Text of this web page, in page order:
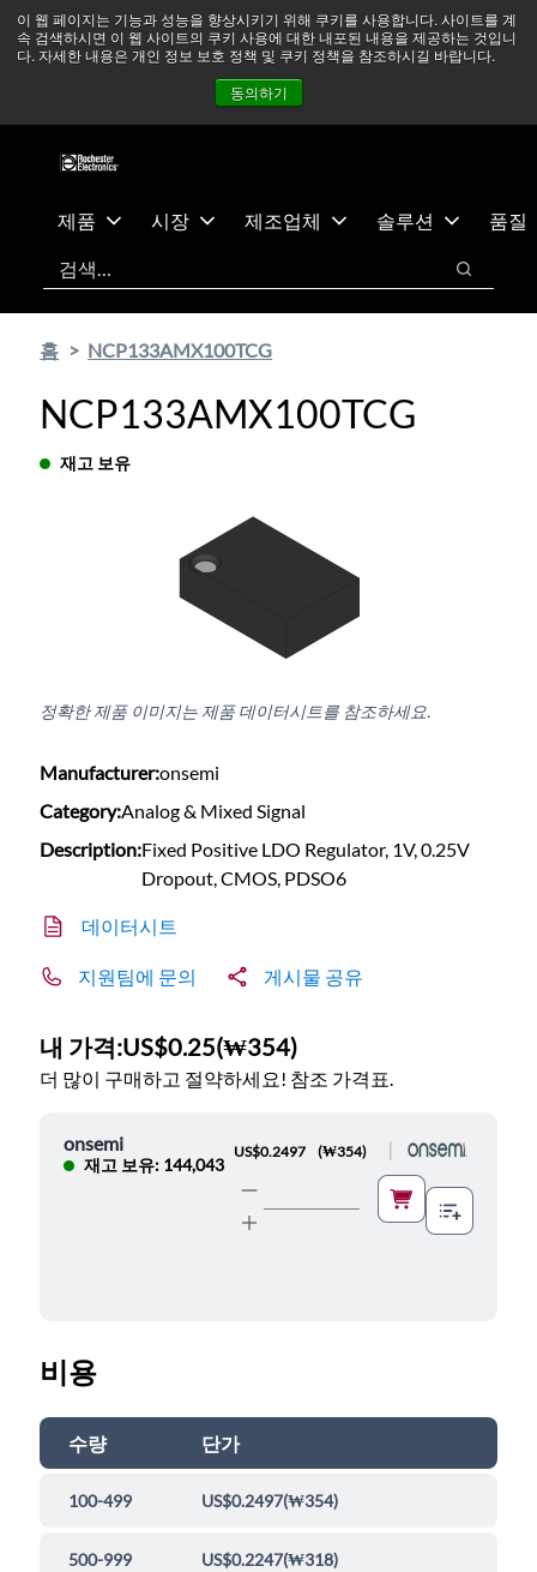
이 웹 페이지는 기능과 성능을 향상시키기 위해 쿠키를 사용합니다. 사이트를 계
속 검색하시면 이 웹 사이트의 쿠키 사용에 대한 내포된 내용을 제공하는 것입니
다. 자세한 내용은 개인 정보 보호 정책 및 쿠키 정책을 참조하시길 바랍니다.
동의하기
츠
건
중동 지역 상황을 지속적으로 주시하고 있으며, 모든 서비스는
정상적으로 운영되고 있습니다. 더 읽어보기 →
뉴스
문의하기
제품 시장 제조업체 솔루션
품질
검색
검색
홈 NCP133AMX100TCG
NCP133AMX100TCG
재고 보유
정확한 제품 이미지는 제품 데이터시트를 참조하세요.
Manufacturer:onsemi
Category:Analog & Mixed Signal
Description:Fixed Positive LDO Regulator, 1V, 0.25V
Dropout, CMOS, PDSO6
데이터시트
지원팀에 문의 게시물 공유
내 가격:US$0.25(₩354)
더 많이 구매하고 절약하세요! 참조 가격표.
onsemi
재고 보유: 144,043
US$0.2497 (₩354)
비용
수량 단가
100-499 US$0.2497(₩354)
500-999 US$0.2247(₩318)